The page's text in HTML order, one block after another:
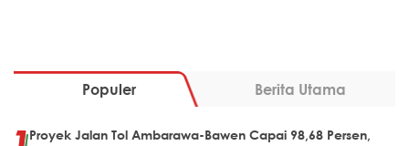
Populer Berita Utama
Proyek Jalan Tol Ambarawa-Bawen Capai 98,68 Persen,